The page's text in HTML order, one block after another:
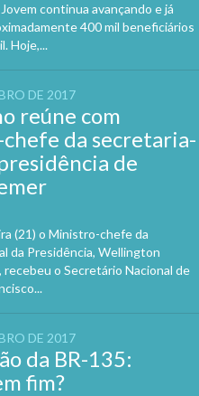
continua avançando e já
400 mil beneficiários
Hoje,...
DE 2017
reúne com
da secretaria-
de
(21) o Ministro-chefe da
da Presidência, Wellington
recebeu o Secretário Nacional de
DE 2017
da BR-135:
fim?